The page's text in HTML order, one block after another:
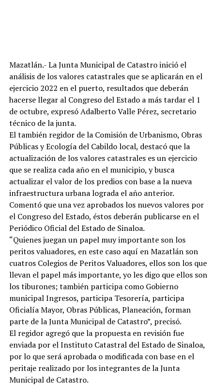
Mazatlán.- La Junta Municipal de Catastro inició el
análisis de los valores catastrales que se aplicarán en el
ejercicio 2022 en el puerto, resultados que deberán
hacerse llegar al Congreso del Estado a más tardar el 1
de octubre, expresó Adalberto Valle Pérez, secretario
técnico de la junta.
El también regidor de la Comisión de Urbanismo, Obras
Públicas y Ecología del Cabildo local, destacó que la
actualización de los valores catastrales es un ejercicio
que se realiza cada año en el municipio, y busca
actualizar el valor de los predios con base a la nueva
infraestructura urbana lograda el año anterior.
Comentó que una vez aprobados los nuevos valores por
el Congreso del Estado, éstos deberán publicarse en el
Periódico Oficial del Estado de Sinaloa.
“Quienes juegan un papel muy importante son los
peritos valuadores, en este caso aquí en Mazatlán son
cuatros Colegios de Peritos Valuadores, ellos son los que
llevan el papel más importante, yo les digo que ellos son
los tiburones; también participa como Gobierno
municipal Ingresos, participa Tesorería, participa
Oficialía Mayor, Obras Públicas, Planeación, forman
parte de la Junta Municipal de Catastro”, precisó.
El regidor agregó que la propuesta en revisión fue
enviada por el Instituto Catastral del Estado de Sinaloa,
por lo que será aprobada o modificada con base en el
peritaje realizado por los integrantes de la Junta
Municipal de Catastro.